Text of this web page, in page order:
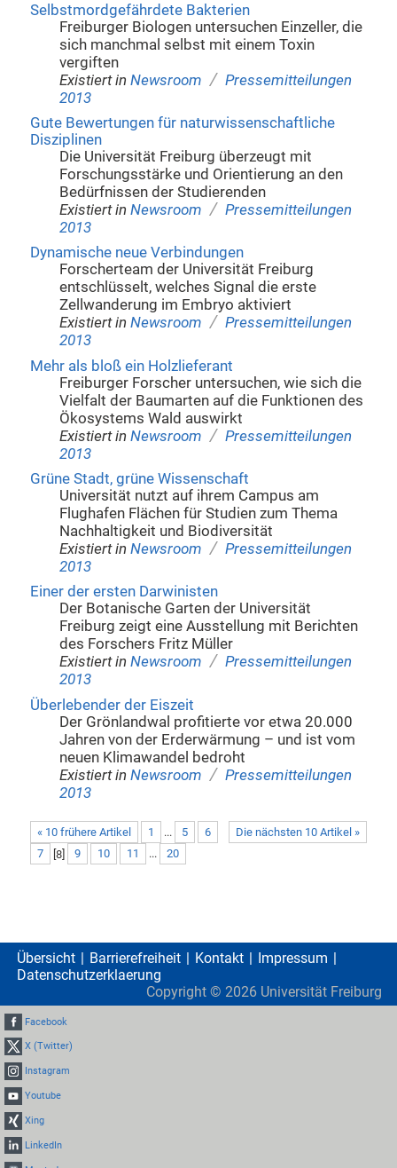
Selbstmordgefährdete Bakterien
Freiburger Biologen untersuchen Einzeller, die
sich manchmal selbst mit einem Toxin
vergiften
Existiert in Newsroom / Pressemitteilungen
2013
Gute Bewertungen für naturwissenschaftliche
Disziplinen
Die Universität Freiburg überzeugt mit
Forschungsstärke und Orientierung an den
Bedürfnissen der Studierenden
Existiert in Newsroom / Pressemitteilungen
2013
Dynamische neue Verbindungen
Forscherteam der Universität Freiburg
entschlüsselt, welches Signal die erste
Zellwanderung im Embryo aktiviert
Existiert in Newsroom / Pressemitteilungen
2013
Mehr als bloß ein Holzlieferant
Freiburger Forscher untersuchen, wie sich die
Vielfalt der Baumarten auf die Funktionen des
Ökosystems Wald auswirkt
Existiert in Newsroom / Pressemitteilungen
2013
Grüne Stadt, grüne Wissenschaft
Universität nutzt auf ihrem Campus am
Flughafen Flächen für Studien zum Thema
Nachhaltigkeit und Biodiversität
Existiert in Newsroom / Pressemitteilungen
2013
Einer der ersten Darwinisten
Der Botanische Garten der Universität
Freiburg zeigt eine Ausstellung mit Berichten
des Forschers Fritz Müller
Existiert in Newsroom / Pressemitteilungen
2013
Überlebender der Eiszeit
Der Grönlandwal profitierte vor etwa 20.000
Jahren von der Erderwärmung – und ist vom
neuen Klimawandel bedroht
Existiert in Newsroom / Pressemitteilungen
2013
« 10 frühere Artikel Die nächsten 10 Artikel »
1 ... 5
6
7
[8] 9 10 11 ... 20
Übersicht Barrierefreiheit Kontakt
Impressum
Datenschutzerklaerung
Copyright © 2026 Universität Freiburg
Facebook
X (Twitter)
Instagram
Youtube
Xing
LinkedIn